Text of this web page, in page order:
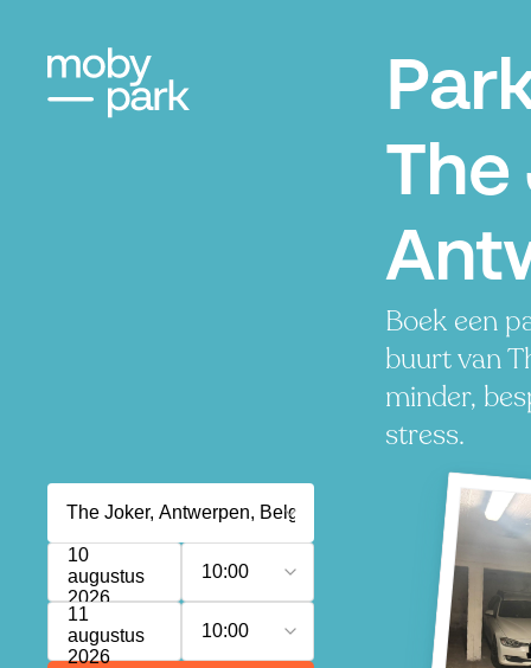
The
Boek een
buurt van
minder,
stress.
10
augustus
2026
10:00
11
augustus
2026
10:00